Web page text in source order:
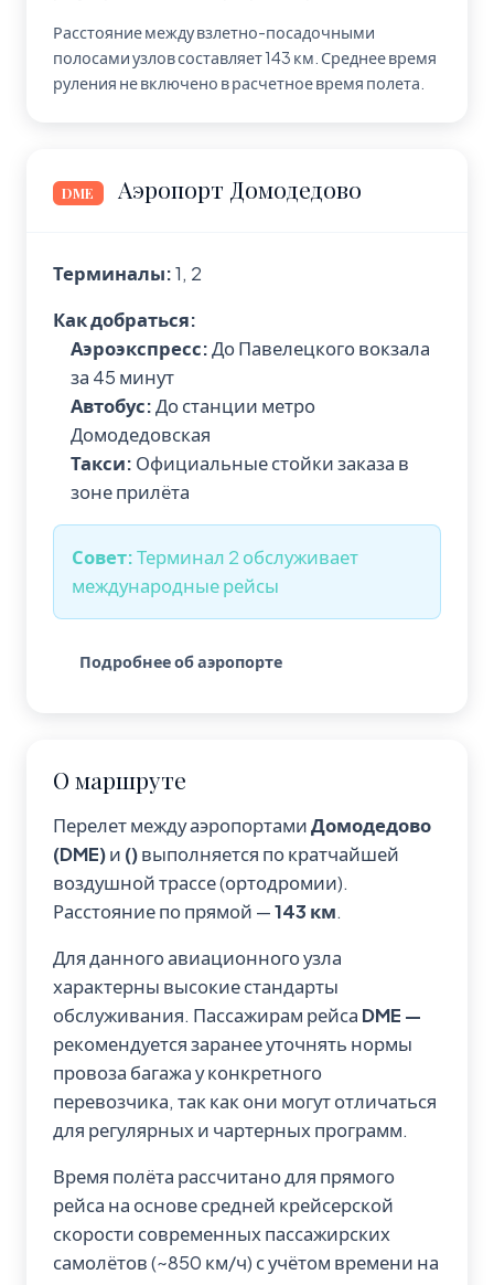
Расстояние между взлетно-посадочными
полосами узлов составляет 143 км. Среднее время
руления не включено в расчетное время полета.
DME Аэропорт Домодедово
Терминалы:1, 2
Как добраться:
Аэроэкспресс:До Павелецкого вокзала
за 45 минут
Автобус:До станции метро
Домодедовская
Такси: Официальные стойки заказа в
зоне прилёта
Совет:Терминал 2 обслуживает
международные рейсы
Подробнее об аэропорте
О маршруте
Перелет между аэропортамиДомодедово
(DME)и ()выполняется по кратчайшей
воздушной трассе (ортодромии).
Расстояние по прямой —143 км.
Для данного авиационного узла
характерны высокие стандарты
обслуживания. Пассажирам рейса DME —
рекомендуется заранее уточнять нормы
провоза багажа у конкретного
перевозчика, так как они могут отличаться
для регулярных и чартерных программ.
Время полёта рассчитано для прямого
рейса на основе средней крейсерской
скорости современных пассажирских
самолётов (~850 км/ч) с учётом времени на